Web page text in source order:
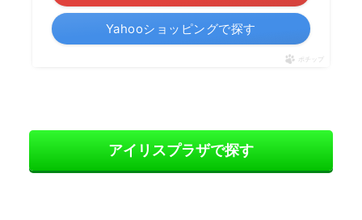
Yahooショッピングで探す
ポチップ
アイリスプラザで探す